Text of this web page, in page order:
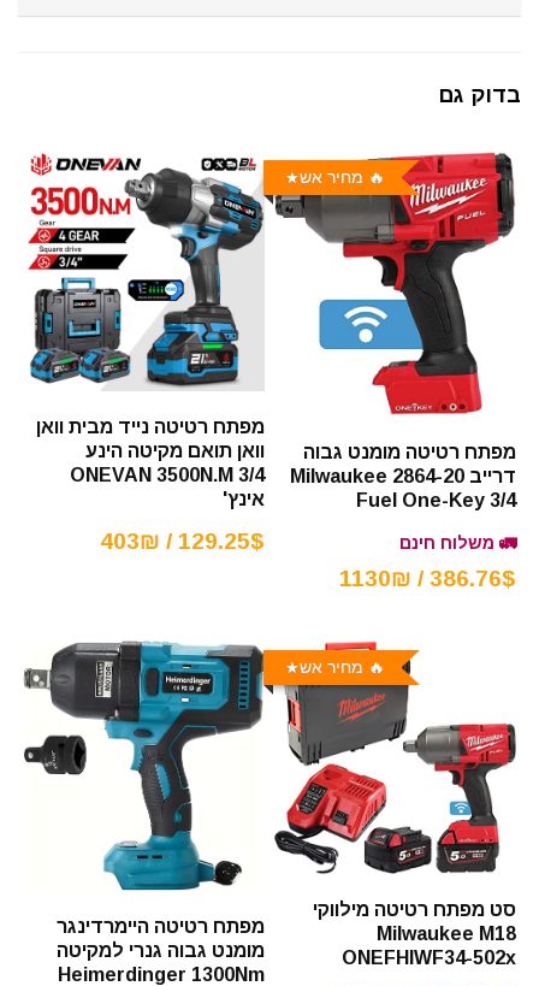
בדוק גם
🔥 מחיר אש
מפתח רטיטה מומנט גבוה
דרייב Milwaukee 2864-20
Fuel One-Key 3/4
🚛 משלוח חינם
386.76$ / 1130₪
מפתח רטיטה נייד מבית וואן
וואן תואם מקיטה הינע
ONEVAN 3500N.M 3/4
אינץ'
129.25$ / 403₪
🔥 מחיר אש
סט מפתח רטיטה מילווקי
Milwaukee M18
ONEFHIWF34-502x
מפתח רטיטה היימרדינגר
מומנט גבוה גנרי למקיטה
Heimerdinger 1300Nm